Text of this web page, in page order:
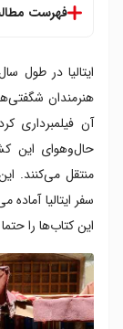
فهرست
سرزمینی که
آقای ریپلی
دوست نابغه
اتاقی با
یوزپلنگ -
داستان دو
بخور،
اکسترا
زیر آفتاب
تصویر زیبا -
ایتالیا در طول
هنرمندان
آن فیلمبرداری
حال‌وهوای این
منتقل می‌کنند.
سفر ایتالیا
این کتاب‌ها را